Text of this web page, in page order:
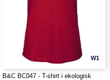
W1
B&C BC047 - T-shirt i ekologisk